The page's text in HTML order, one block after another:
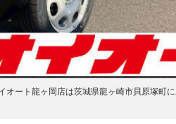
ート龍ヶ岡店は茨城県龍ヶ崎市貝原塚町